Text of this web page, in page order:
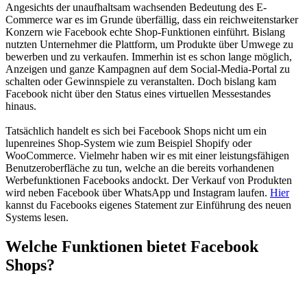
Angesichts der unaufhaltsam wachsenden Bedeutung des E-
Commerce war es im Grunde überfällig, dass ein reichweitenstarker
Konzern wie Facebook echte Shop-Funktionen einführt. Bislang
nutzten Unternehmer die Plattform, um Produkte über Umwege zu
bewerben und zu verkaufen. Immerhin ist es schon lange möglich,
Anzeigen und ganze Kampagnen auf dem Social-Media-Portal zu
schalten oder Gewinnspiele zu veranstalten. Doch bislang kam
Facebook nicht über den Status eines virtuellen Messestandes
hinaus.
Tatsächlich handelt es sich bei Facebook Shops nicht um ein
lupenreines Shop-System wie zum Beispiel Shopify oder
WooCommerce. Vielmehr haben wir es mit einer leistungsfähigen
Benutzeroberfläche zu tun, welche an die bereits vorhandenen
Werbefunktionen Facebooks andockt. Der Verkauf von Produkten
wird neben Facebook über WhatsApp und Instagram laufen. Hier
kannst du Facebooks eigenes Statement zur Einführung des neuen
Systems lesen.
Welche Funktionen bietet Facebook
Shops?